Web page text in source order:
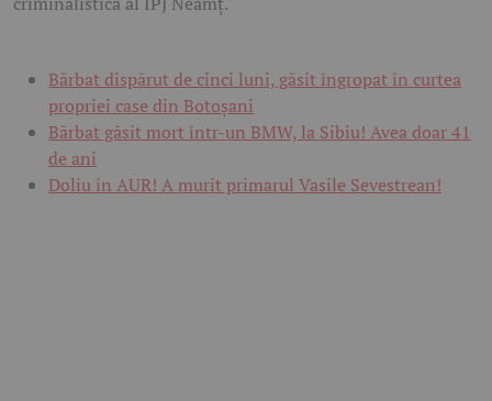
Bărbat dispărut de cinci luni, găsit îngropat în curtea
propriei case din Botoșani
Bărbat găsit mort într-un BMW, la Sibiu! Avea doar 41
de ani
Doliu în AUR! A murit primarul Vasile Sevestrean!